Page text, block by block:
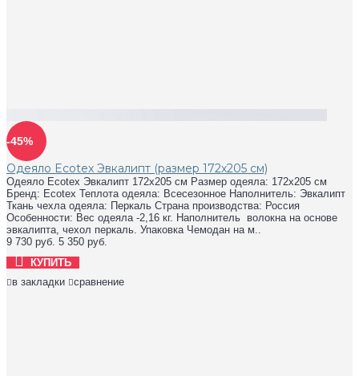
-45%
Одеяло Ecotex Эвкалипт (размер 172х205 см)
Одеяло Ecotex Эвкалипт 172х205 см Размер одеяла: 172х205 см
Бренд: Ecotex Теплота одеяла: Всесезонное Наполнитель: Эвкалипт
Ткань чехла одеяла: Перкаль Страна производства: Россия
Особенности: Вес одеяла -2,16 кг. Наполнитель волокна на основе
эвкалипта, чехол перкаль. Упаковка Чемодан на м..
9 730 руб. 5 350 руб.
КУПИТЬ
в закладки
сравнение